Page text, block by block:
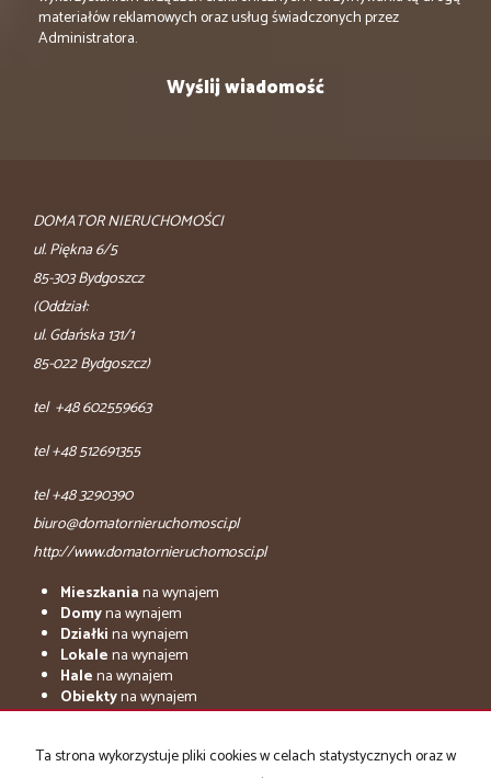
materiałów reklamowych oraz usług świadczonych przez
Administratora.
DOMATOR NIERUCHOMOŚCI
ul. Piękna 6/5
85-303 Bydgoszcz
(Oddział:
ul. Gdańska 131/1
85-022 Bydgoszcz)
tel +48 602559663
tel +48 512691355
tel +48 3290390
biuro@domatornieruchomosci.pl
http://www.domatornieruchomosci.pl
Mieszkaniana wynajem
Domyna wynajem
Działkina wynajem
Lokalena wynajem
Halena wynajem
Obiektyna wynajem
Mieszkania
na sprzedaż
Ta strona wykorzystuje pliki cookies w celach statystycznych oraz w